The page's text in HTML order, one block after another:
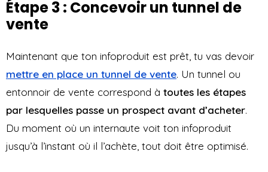
Étape 3 : Concevoir un tunnel de
vente
Maintenant que ton infoproduit est prêt, tu vas devoir
mettre en place un tunnel de vente. Un tunnel ou
entonnoir de vente correspond à toutes les étapes
par lesquelles passe un prospect avant d’acheter.
Du moment où un internaute voit ton infoproduit
jusqu’à l’instant où il l’achète, tout doit être optimisé.